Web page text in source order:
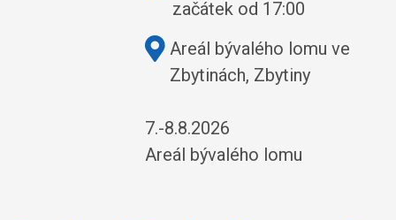
začátek od 17:00
Kde:Areál bývalého lomu ve
Zbytinách, Zbytiny
7.-8.8.2026
Areál bývalého lomu